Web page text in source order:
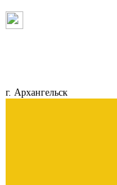
г. Архангельск